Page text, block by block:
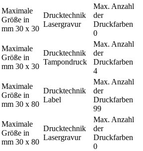
Maximale
Größe in
mm 30 x 30
Drucktechnik
Lasergravur
Max. Anzahl
der
Druckfarben
0
Maximale
Größe in
mm 30 x 30
Drucktechnik
Tampondruck
Max. Anzahl
der
Druckfarben
4
Maximale
Größe in
mm 30 x 80
Drucktechnik
Label
Max. Anzahl
der
Druckfarben
99
Maximale
Größe in
mm 30 x 80
Drucktechnik
Lasergravur
Max. Anzahl
der
Druckfarben
0